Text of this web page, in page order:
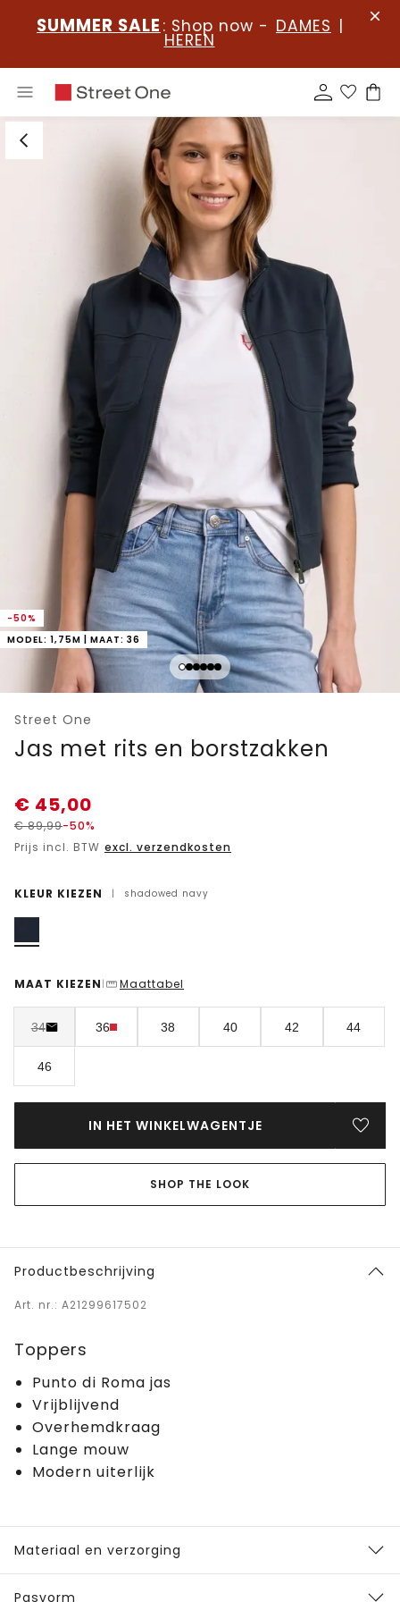
SUMMER SALE : Shop now - DAMES |
HEREN
-50%
MODEL: 1,75M | MAAT: 36
Street One
Jas met rits en borstzakken
€ 45,00
€89,99-50%
Prijs incl. BTW excl. verzendkosten
KLEUR KIEZEN | shadowed navy
MAAT KIEZEN | Maattabel
34 36 38 40 42 44
46
IN HET WINKELWAGENTJE
SHOP THE LOOK
Productbeschrijving
Art. nr.: A21299617502
Toppers
Punto di Roma jas
Vrijblijvend
Overhemdkraag
Lange mouw
Modern uiterlijk
Materiaal en verzorging
Pasvorm